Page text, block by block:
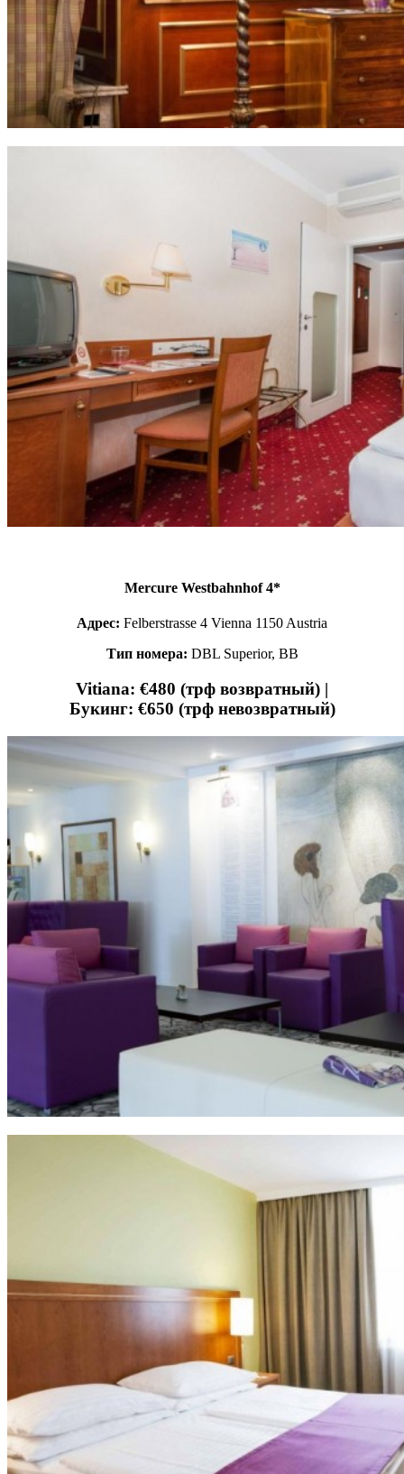
Mercure Westbahnhof 4*
Адрес: Felberstrasse 4 Vienna 1150 Austria
Тип номера: DBL Superior, BB
Vitiana: €480 (трф возвратный) |
Букинг: €650 (трф невозвратный)